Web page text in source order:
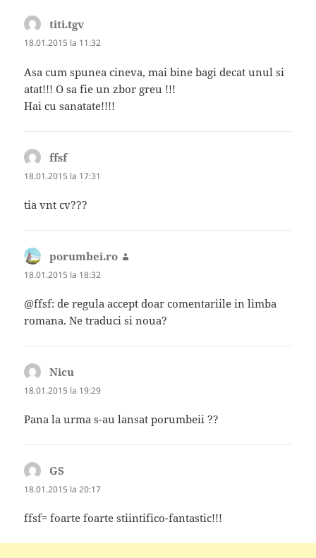
titi.tgv
18.01.2015 la 11:32
Asa cum spunea cineva, mai bine bagi decat unul si
atat!!! O sa fie un zbor greu !!!
Hai cu sanatate!!!!
ffsfspune:
18.01.2015 la 17:31
tia vnt cv???
porumbei.ro
18.01.2015 la 18:32
@ffsf: de regula accept doar comentariile in limba
romana. Ne traduci si noua?
Nicu
18.01.2015 la 19:29
Pana la urma s-au lansat porumbeii ??
GS
18.01.2015 la 20:17
ffsf= foarte foarte stiintifico-fantastic!!!